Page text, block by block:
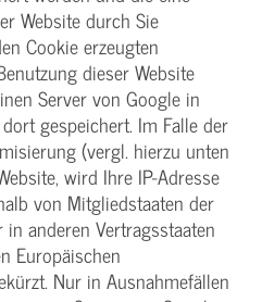
Website durch Sie
Cookie erzeugten
dieser Website
Server von Google in
gespeichert. Im Falle der
(vergl. hierzu unten
wird Ihre IP-Adresse
von Mitgliedstaaten der
anderen Vertragsstaaten
Europäischen
Nur in Ausnahmefällen